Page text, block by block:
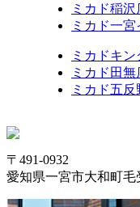
ミカド稲沢
ミカド一
ミカドキ
ミカド田無
ミカド五反
〒491-0932
愛知県一宮市大和町毛